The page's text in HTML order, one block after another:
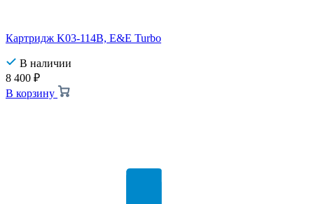
Картридж K03-114B, E&E Turbo
В наличии
8 400 ₽
В корзину